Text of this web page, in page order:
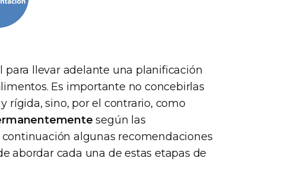
llevar adelante una planificación
Es importante no concebirlas
rígida, sino, por el contrario, como
según las
algunas recomendaciones
abordar cada una de estas etapas de